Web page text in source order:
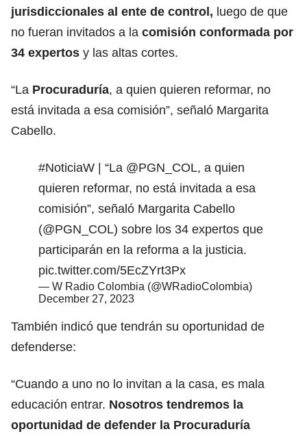
jurisdiccionales al ente de control, luego de que
no fueran invitados a la comisión conformada por
34 expertos y las altas cortes.
“La Procuraduría, a quien quieren reformar, no
está invitada a esa comisión”, señaló Margarita
Cabello.
#NoticiaW | “La @PGN_COL, a quien
quieren reformar, no está invitada a esa
comisión”, señaló Margarita Cabello
(@PGN_COL) sobre los 34 expertos que
participarán en la reforma a la justicia.
pic.twitter.com/5EcZYrt3Px
— W Radio Colombia (@WRadioColombia)
December 27, 2023
También indicó que tendrán su oportunidad de
defenderse:
“Cuando a uno no lo invitan a la casa, es mala
educación entrar. Nosotros tendremos la
oportunidad de defender la Procuraduría